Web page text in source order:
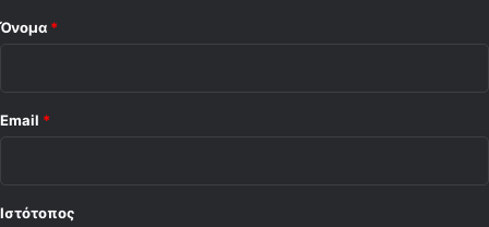
Όνομα *
Email *
Ιστότοπος